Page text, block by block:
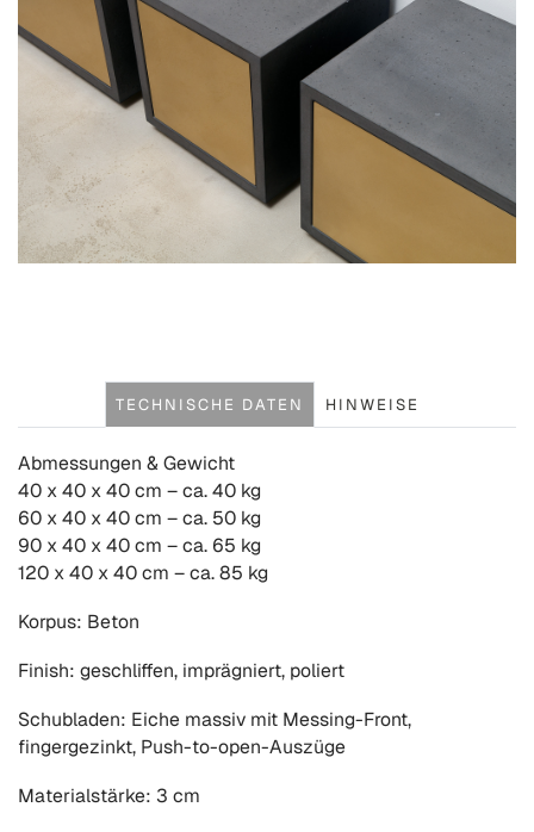
TECHNISCHE DATEN HINWEISE
Abmessungen & Gewicht
40 x 40 x 40 cm – ca. 40 kg
60 x 40 x 40 cm – ca. 50 kg
90 x 40 x 40 cm – ca. 65 kg
120 x 40 x 40 cm – ca. 85 kg
Korpus: Beton
Finish: geschliffen, imprägniert, poliert
Schubladen: Eiche massiv mit Messing-Front,
fingergezinkt, Push-to-open-Auszüge
Materialstärke: 3 cm